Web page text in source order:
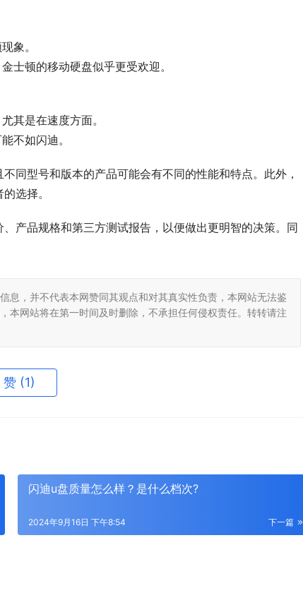
象。
士顿的移动硬盘似乎更受欢迎。
其是在速度方面。
不如闪迪。
同型号和版本的产品可能会有不同的性能和特点。此外，
选择。
产品规格和第三方测试报告，以便做出更明智的决策。同
息，并不代表本网赞同其观点和对其真实性负责，本网站无法鉴
本网站将在第一时间及时删除，不承担任何侵权责任。转转请注
赞 (1)
闪迪u盘质量怎么样？是什么档次?
下一篇
2024年9月16日 下午8:54